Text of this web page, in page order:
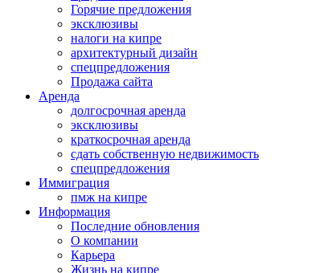
Горячие предложения
эксклюзивы
налоги на кипре
архитектурный дизайн
спецпредложения
Продажа сайта
Аренда
долгосрочная аренда
эксклюзивы
краткосрочная аренда
сдать собственную недвижимость
спецпредложения
Иммиграция
пмж на кипре
Информация
Последние обновления
О компании
Карьера
Жизнь на кипре